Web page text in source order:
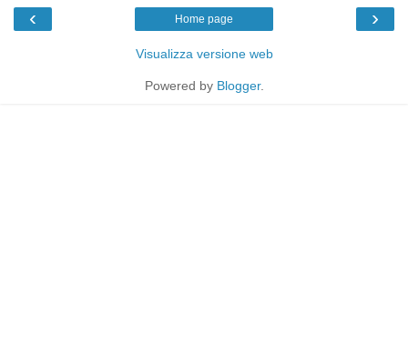
‹ ›
Home page
Visualizza versione web
Powered by Blogger.